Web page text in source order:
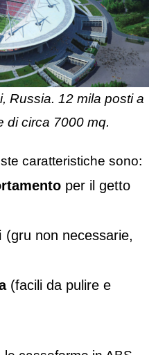
Russia. 12 mila posti a
di circa 7000 mq.
caratteristiche sono:
per il getto
(gru non necessarie,
(facili da pulire e